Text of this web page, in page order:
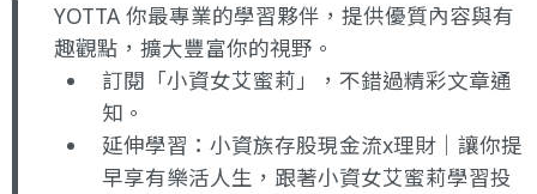
YOTTA 你最專業的學習夥伴，提供優質內容與有
趣觀點，擴大豐富你的視野。
訂閱 「小資女艾蜜莉」
，不錯過精彩文章通
知。
延伸學習： 小資族存股現金流x理財｜讓你提
早享有樂活人生 ，跟著小資女艾蜜莉學習投